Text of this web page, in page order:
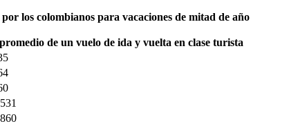
los colombianos para vacaciones de mitad de año
de un vuelo de ida y vuelta en clase turista